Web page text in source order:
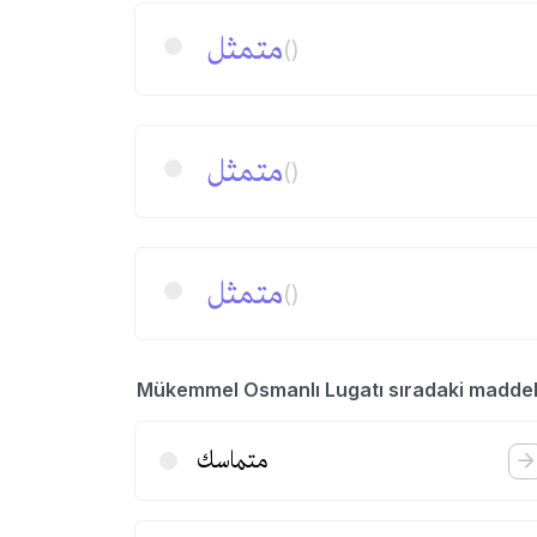
متمثل()
متمثل()
متمثل()
Mükemmel Osmanlı Lugatı sıradaki
متماسك